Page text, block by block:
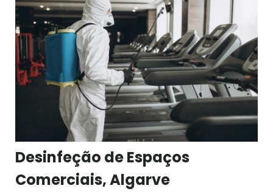
Desinfeção de Espaços
Comerciais, Algarve